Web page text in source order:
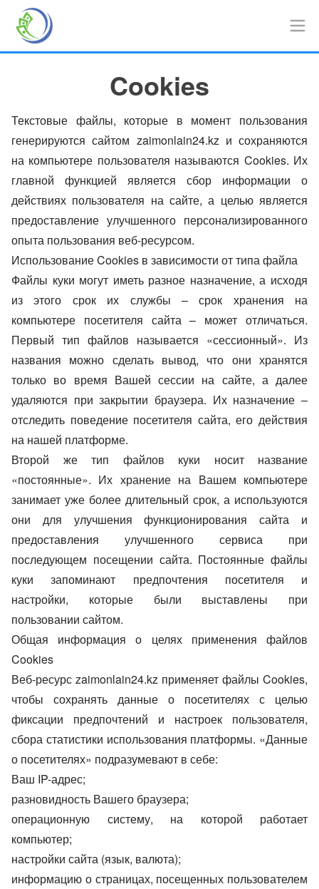
Cookies
Текстовые файлы, которые в момент пользования
генерируются сайтом zaimonlain24.kz и сохраняются
на компьютере пользователя называются Cookies. Их
главной функцией является сбор информации о
действиях пользователя на сайте, а целью является
предоставление улучшенного персонализированного
опыта пользования веб-ресурсом.
Использование Cookies в зависимости от типа файла
Файлы куки могут иметь разное назначение, а исходя
из этого срок их службы – срок хранения на
компьютере посетителя сайта – может отличаться.
Первый тип файлов называется «сессионный». Из
названия можно сделать вывод, что они хранятся
только во время Вашей сессии на сайте, а далее
удаляются при закрытии браузера. Их назначение –
отследить поведение посетителя сайта, его действия
на нашей платформе.
Второй же тип файлов куки носит название
«постоянные». Их хранение на Вашем компьютере
занимает уже более длительный срок, а используются
они для улучшения функционирования сайта и
предоставления улучшенного сервиса при
последующем посещении сайта. Постоянные файлы
куки запоминают предпочтения посетителя и
настройки, которые были выставлены при
пользовании сайтом.
Общая информация о целях применения файлов
Cookies
Веб-ресурс zaimonlain24.kz применяет файлы Cookies,
чтобы сохранять данные о посетителях с целью
фиксации предпочтений и настроек пользователя,
сбора статистики использования платформы. «Данные
о посетителях» подразумевают в себе:
Ваш IP-адрес;
разновидность Вашего браузера;
операционную систему, на которой работает
компьютер;
настройки сайта (язык, валюта);
информацию о страницах, посещенных пользователем